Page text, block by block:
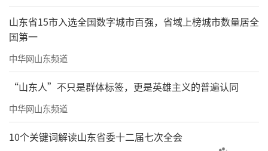
（图片来自：半岛新闻）
山东省15市入选全国数字城市百强，省域上榜城市数量居全
国第一
中华网山东频道
“山东人”不只是群体标签，更是英雄主义的普遍认同
中华网山东频道
10个关键词解读山东省委十二届七次全会